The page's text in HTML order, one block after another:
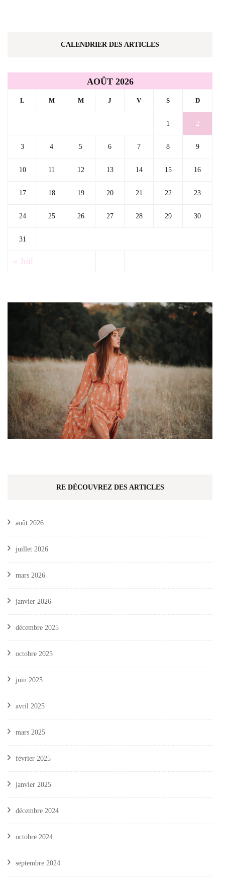
CALENDRIER DES ARTICLES
AOÛT 2026
L M M J V S D
1 2
3 4 5 6 7 8 9
10 11 12 13 14 15 16
17 18 19 20 21 22 23
24 25 26 27 28 29 30
31
« Juil
RE DÉCOUVREZ DES ARTICLES
août 2026
juillet 2026
mars 2026
janvier 2026
décembre 2025
octobre 2025
juin 2025
avril 2025
mars 2025
février 2025
janvier 2025
décembre 2024
octobre 2024
septembre 2024